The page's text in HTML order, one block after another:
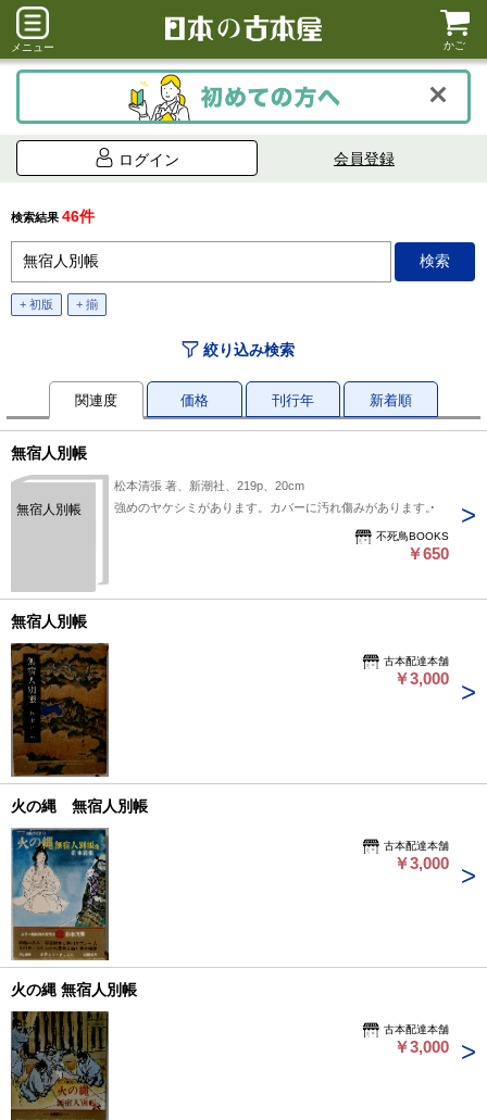
メニュー かご
ログイン 会員登録
検索結果 46件
+ 初版 + 揃
絞り込み検索
関連度 価格 刊行年 新着順
無宿人別帳
無宿人別帳
松本清張 著、新潮社、219p、20cm
強めのヤケシミがあります。カバーに汚れ傷みがあります。
不死鳥BOOKS
￥650
無宿人別帳
古本配達本舗
￥3,000
火の縄 無宿人別帳
古本配達本舗
￥3,000
火の縄 無宿人別帳
古本配達本舗
￥3,000